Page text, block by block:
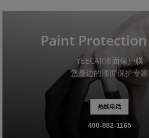
Paint
YEECAR漆面保护膜
您身边的漆面保护专家
热线电话
400-882-1165